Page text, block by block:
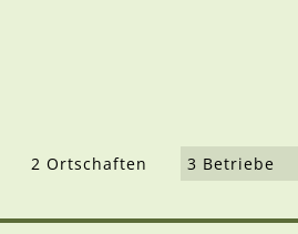
2 Ortschaften 3 Betriebe